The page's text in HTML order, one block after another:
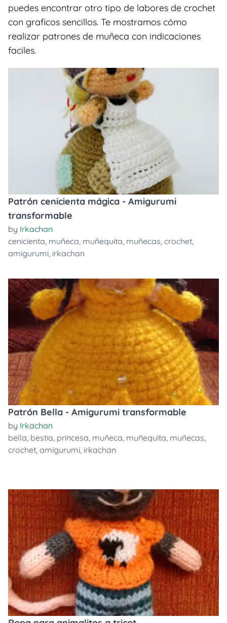
puedes encontrar otro tipo de labores de crochet
con graficos sencillos. Te mostramos cómo
realizar patrones de muñeca con indicaciones
faciles.
Patrón cenicienta mágica - Amigurumi
transformable
by Irkachan
cenicienta, muñeca, muñequita, muñecas, crochet,
amigurumi, irkachan
Patrón Bella - Amigurumi transformable
by Irkachan
bella, bestia, princesa, muñeca, muñequita, muñecas,
crochet, amigurumi, irkachan